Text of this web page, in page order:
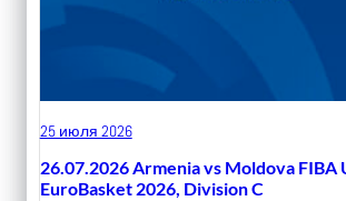
25 июля 2026
26.07.2026 Armenia vs Moldova FIBA
EuroBasket 2026, Division C